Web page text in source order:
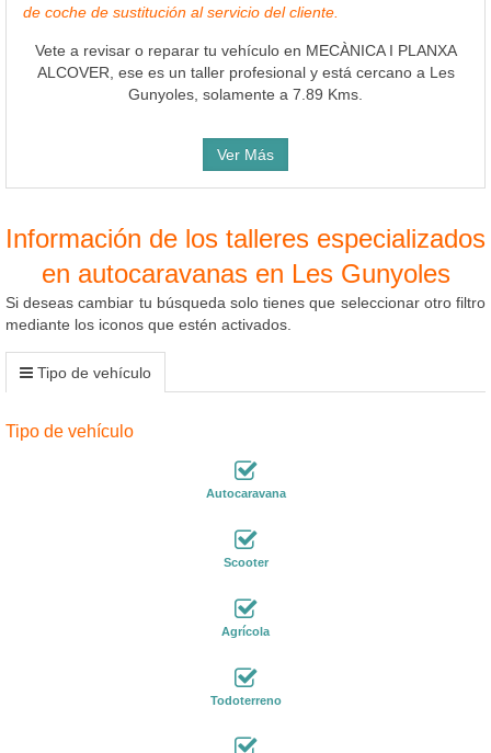
de coche de sustitución al servicio del cliente.
Vete a revisar o reparar tu vehículo en MECÀNICA I PLANXA
ALCOVER, ese es un taller profesional y está cercano a Les
Gunyoles, solamente a 7.89 Kms.
Ver Más
Información de los talleres especializados
en autocaravanas en Les Gunyoles
Si deseas cambiar tu búsqueda solo tienes que seleccionar otro filtro
mediante los iconos que estén activados.
Tipo de vehículo
Tipo de vehículo
Autocaravana
Scooter
Agrícola
Todoterreno